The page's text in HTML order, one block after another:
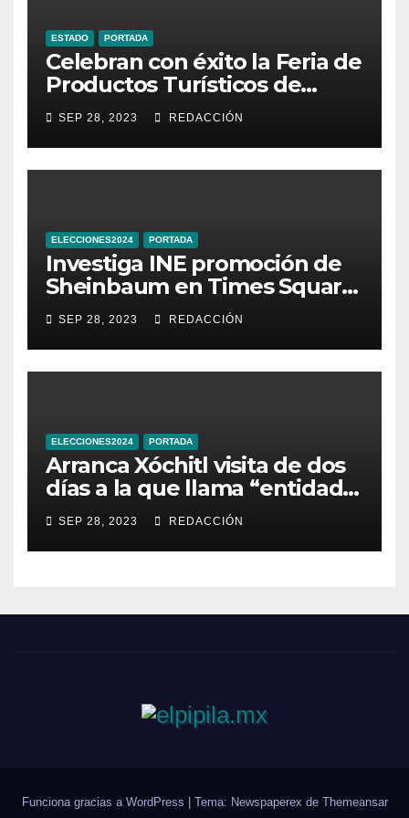
ESTADO PORTADA
Celebran con éxito la Feria de
Productos Turísticos de
Guanajuato
SEP 28, 2023 REDACCIÓN
ELECCIONES2024 PORTADA
Investiga INE promoción de
Sheinbaum en Times Square
de Nueva York
SEP 28, 2023 REDACCIÓN
ELECCIONES2024 PORTADA
Arranca Xóchitl visita de dos
días a la que llama “entidad
33” de México
SEP 28, 2023 REDACCIÓN
Funciona gracias a WordPress Tema: Newspaperex de Themeansar